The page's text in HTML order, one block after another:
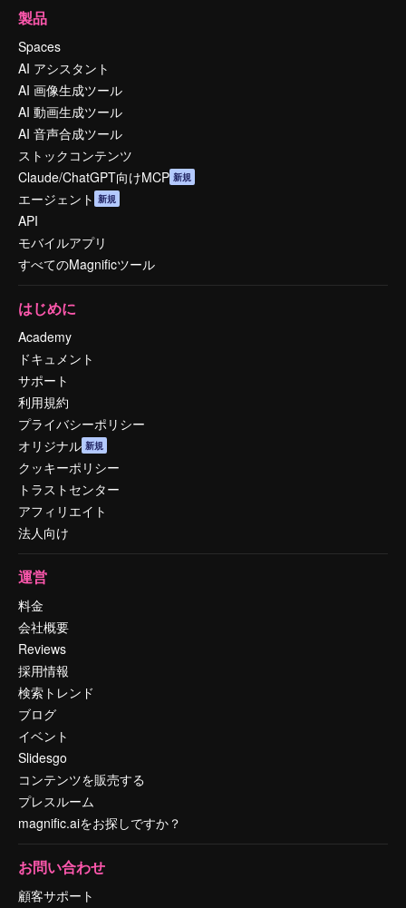
製品
Spaces
AI アシスタント
AI 画像生成ツール
AI 動画生成ツール
AI 音声合成ツール
ストックコンテンツ
Claude/ChatGPT向けMCP 新規
エージェント 新規
API
モバイルアプリ
すべてのMagnificツール
はじめに
Academy
ドキュメント
サポート
利用規約
プライバシーポリシー
オリジナル 新規
クッキーポリシー
トラストセンター
アフィリエイト
法人向け
運営
料金
会社概要
Reviews
採用情報
検索トレンド
ブログ
イベント
Slidesgo
コンテンツを販売する
プレスルーム
magnific.aiをお探しですか？
お問い合わせ
顧客サポート